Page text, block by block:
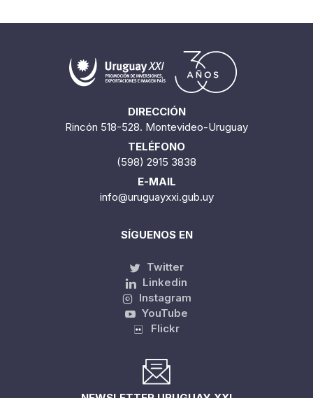
DIRECCIÓN
Rincón 518-528. Montevideo-Uruguay
TELÉFONO
(598) 2915 3838
E-MAIL
info@uruguayxxi.gub.uy
SÍGUENOS EN
Twitter
Linkedin
Instagram
YouTube
Flickr